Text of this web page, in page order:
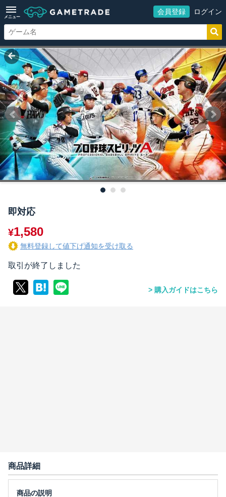
メニュー
会員登録 ログイン
即対応
¥1,580
無料登録して値下げ通知を受け取る
取引が終了しました
購入ガイドはこちら
商品詳細